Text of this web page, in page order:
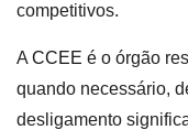
competitivos.
A CCEE é o órgão
quando necessário,
desligamento